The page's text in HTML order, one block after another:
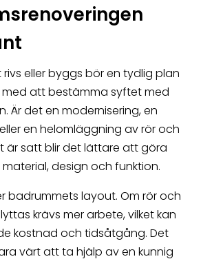
eller byggs bör en tydlig plan
med att bestämma syftet med
Är det en modernisering, en
en helomläggning av rör och
är satt blir det lättare att göra
design och funktion.
badrummets layout. Om rör och
krävs mer arbete, vilket kan
kostnad och tidsåtgång. Det
värt att ta hjälp av en kunnig